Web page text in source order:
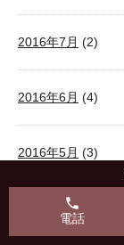
2016年7月 (2)
2016年6月 (4)
2016年5月 (3)
2016年4月
phone
電話